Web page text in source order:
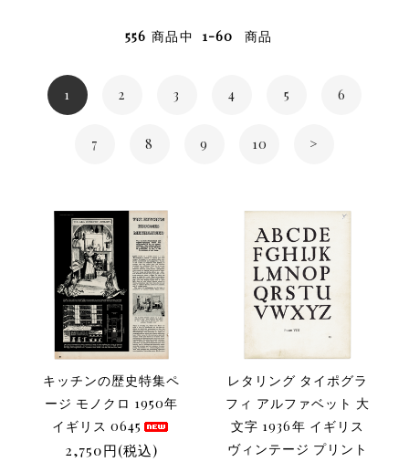
556 商品中 1-60 商品
1 2 3 4 5 6
7 8 9 10 >
キッチンの歴史特集ペ
ージ モノクロ 1950年
イギリス 0645
2,750円(税込)
レタリング タイポグラ
フィ アルファベット 大
文字 1936年 イギリス
ヴィンテージ プリント